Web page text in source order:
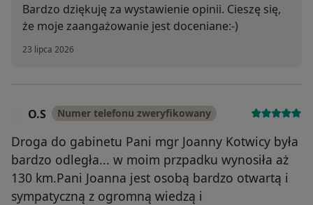
Bardzo dziękuję za wystawienie opinii. Cieszę się,
że moje zaangażowanie jest doceniane:-)
23 lipca 2026
O.S Numer telefonu zweryfikowany
Droga do gabinetu Pani mgr Joanny Kotwicy była
bardzo odległa... w moim przpadku wynosiła aż
130 km.Pani Joanna jest osobą bardzo otwartą i
sympatyczną z ogromną wiedzą i